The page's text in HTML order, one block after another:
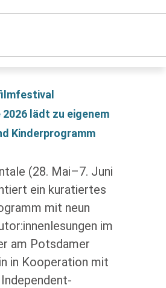
lädt zu eigenem
Kinderprogramm
(28. Mai–7. Juni
ein kuratiertes
mit neun
im
am Potsdamer
in Kooperation mit